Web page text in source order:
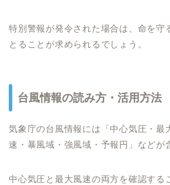
特別警報が発令された場合は、命を守
とることが求められるでしょう。
台風情報の読み方・活用方法
気象庁の台風情報には「中心気圧・最
速・暴風域・強風域・予報円」などが
中心気圧と最大風速の両方を確認する